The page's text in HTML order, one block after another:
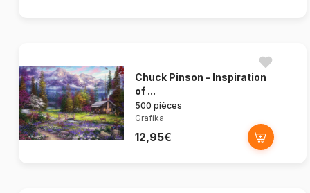
Chuck Pinson - Inspiration
of ...
500 pièces
Grafika
12,95€